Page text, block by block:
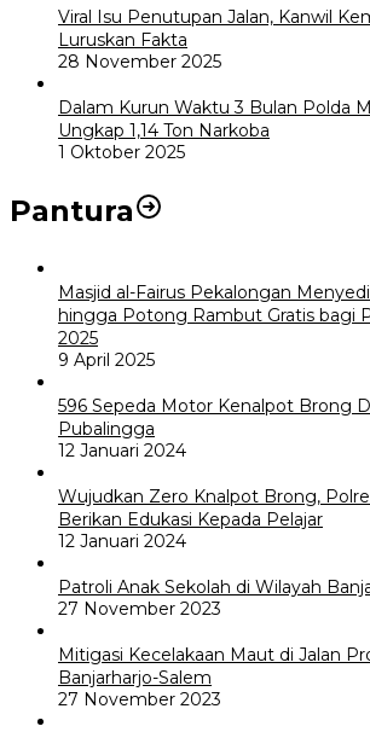
Viral Isu Penutupan Jalan, Kanwil
Luruskan Fakta
28 November 2025
Dalam Kurun Waktu 3 Bulan Polda
Ungkap 1,14 Ton Narkoba
1 Oktober 2025
Pantura
Masjid al-Fairus Pekalongan
hingga Potong Rambut Gratis bagi
2025
9 April 2025
596 Sepeda Motor Kenalpot Brong
Pubalingga
12 Januari 2024
Wujudkan Zero Knalpot Brong,
Berikan Edukasi Kepada Pelajar
12 Januari 2024
Patroli Anak Sekolah di Wilayah
27 November 2023
Mitigasi Kecelakaan Maut di Jalan
Banjarharjo-Salem
27 November 2023